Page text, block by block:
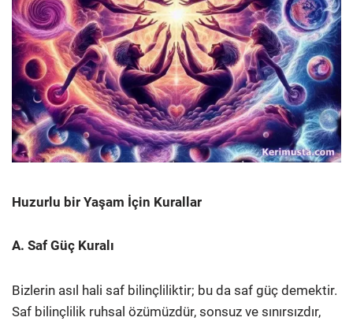
Huzurlu bir Yaşam İçin Kurallar
A. Saf Güç Kuralı
Bizlerin asıl hali saf bilinçliliktir; bu da saf güç demektir.
Saf bilinçlilik ruhsal özümüzdür, sonsuz ve sınırsızdır,